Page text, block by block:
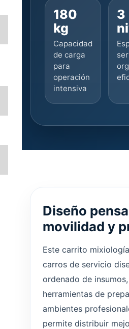
180
kg
Capacidad
de carga
para
operación
intensiva
3
Diseño
movilidad y
Este carrito
carros de servicio
ordenado de
herramientas de
ambientes
permite distribuir